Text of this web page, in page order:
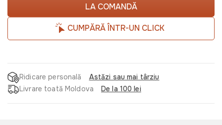
LA COMANDĂ
CUMPĂRĂ ÎNTR-UN CLICK
Ridicare personală
Astăzi sau mai târziu
Livrare toată Moldova
De la 100 lei